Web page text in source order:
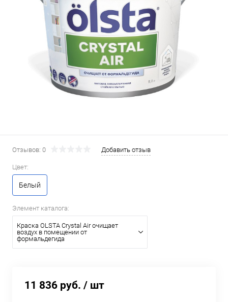
Отзывов: 0 Добавить отзыв
Цвет:
Белый
Элемент каталога:
Краска OLSTA Crystal Air очищает
воздух в помещении от
формальдегида
11 836 руб. / шт